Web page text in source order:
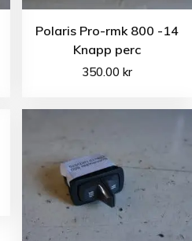
Polaris Pro-rmk 800 -14
Knapp perc
350.00 kr